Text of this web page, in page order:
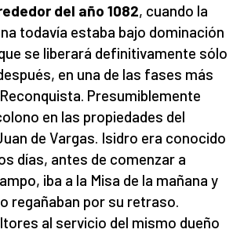
del año 1082, cuando la
todavía estaba bajo dominación
se liberará definitivamente sólo
en una de las fases más
Presumiblemente
en las propiedades del
de Vargas. Isidro era conocido
días, antes de comenzar a
iba a la Misa de la mañana y
regañaban por su retraso.
al servicio del mismo dueño